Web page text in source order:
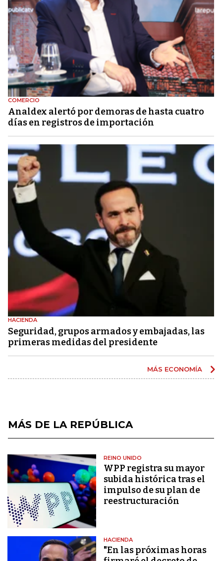
COMERCIO
Analdex alertó por demoras de hasta cuatro
días en registros de importación
HACIENDA
Seguridad, grupos armados y embajadas, las
primeras medidas del presidente
MÁS ECONOMÍA
MÁS DE LA REPÚBLICA
REINO UNIDO
WPP registra su mayor
subida histórica tras el
impulso de su plan de
reestructuración
HACIENDA
"En las próximas horas